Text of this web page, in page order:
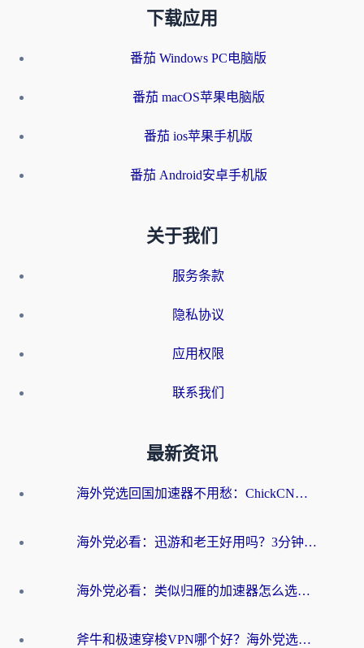
下载应用
番茄 Windows PC电脑版
番茄 macOS苹果电脑版
番茄 ios苹果手机版
番茄 Android安卓手机版
关于我们
服务条款
隐私协议
应用权限
联系我们
最新资讯
海外党选回国加速器不用愁：ChickCN和洞见哪个好？一篇搞定所有疑问
海外党必看：迅游和老王好用吗？3分钟选对加速国内网络的加速器
海外党必看：类似归雁的加速器怎么选？一篇搞定无缝访问国内资源
斧牛和极速穿梭VPN哪个好？海外党选回国加速器必看的真实对比与避坑指南